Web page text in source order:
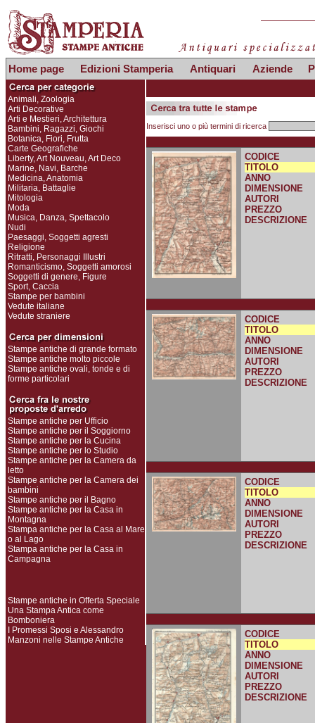
Home page Edizioni Stamperia Antiquari Aziende
Animali, Zoologia
Arti Decorative
Arti e Mestieri, Architettura
Bambini, Ragazzi, Giochi
Botanica, Fiori, Frutta
Carte Geografiche
Liberty, Art Nouveau, Art Deco
Marine, Navi, Barche
Medicina, Anatomia
Militaria, Battaglie
Mitologia
Moda
Musica, Danza, Spettacolo
Nudi
Paesaggi, Soggetti agresti
Religione
Ritratti, Personaggi Illustri
Romanticismo, Soggetti amorosi
Soggetti di genere, Figure
Sport, Caccia
Stampe per bambini
Vedute italiane
Vedute straniere
Stampe antiche di grande formato
Stampe antiche molto piccole
Stampe antiche ovali, tonde e di
forme particolari
Stampe antiche per Ufficio
Stampe antiche per il Soggiorno
Stampe antiche per la Cucina
Stampe antiche per lo Studio
Stampe antiche per la Camera da
letto
Stampe antiche per la Camera dei
bambini
Stampe antiche per il Bagno
Stampe antiche per la Casa in
Montagna
Stampa antiche per la Casa al Mare
o al Lago
Stampa antiche per la Casa in
Campagna
Stampe antiche in Offerta Speciale
Una Stampa Antica come
Bomboniera
I Promessi Sposi e Alessandro
Manzoni nelle Stampe Antiche
Inserisci uno o più termini di ricerca
CODICE
TITOLO
ANNO
DIMENSIONE
AUTORI
PREZZO
DESCRIZIONE
CODICE
TITOLO
ANNO
DIMENSIONE
AUTORI
PREZZO
DESCRIZIONE
CODICE
TITOLO
ANNO
DIMENSIONE
AUTORI
PREZZO
DESCRIZIONE
CODICE
TITOLO
ANNO
DIMENSIONE
AUTORI
PREZZO
DESCRIZIONE